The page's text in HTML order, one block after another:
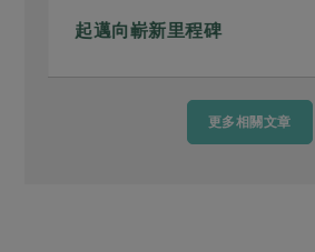
起邁向嶄新里程碑
更多相關文章